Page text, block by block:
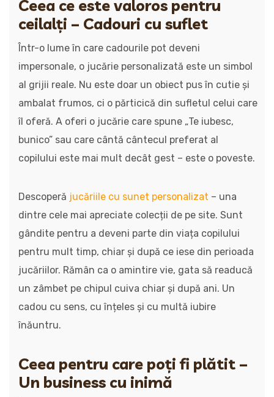
Ceea ce este valoros pentru
ceilalți – Cadouri cu suflet
Într-o lume în care cadourile pot deveni
impersonale, o jucărie personalizată este un simbol
al grijii reale. Nu este doar un obiect pus în cutie și
ambalat frumos, ci o părticică din sufletul celui care
îl oferă. A oferi o jucărie care spune „Te iubesc,
bunico” sau care cântă cântecul preferat al
copilului este mai mult decât gest – este o poveste.
Descoperă jucăriile cu sunet personalizat – una
dintre cele mai apreciate colecții de pe site. Sunt
gândite pentru a deveni parte din viața copilului
pentru mult timp, chiar și după ce iese din perioada
jucăriilor. Rămân ca o amintire vie, gata să readucă
un zâmbet pe chipul cuiva chiar și după ani. Un
cadou cu sens, cu înțeles și cu multă iubire
înăuntru.
Ceea pentru care poți fi plătit –
Un business cu inimă